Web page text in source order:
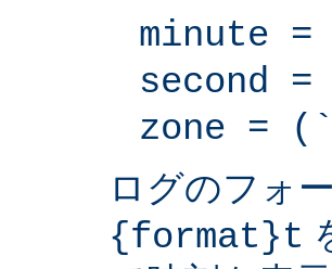
minute
second
zone =
ログのフォ
{format}t